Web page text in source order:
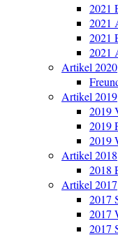
2021
2021
2021
2021
Artikel 2020
Artikel 2019
2019
2019
2019
Artikel 2018
2018
Artikel 2017
2017
2017
2017